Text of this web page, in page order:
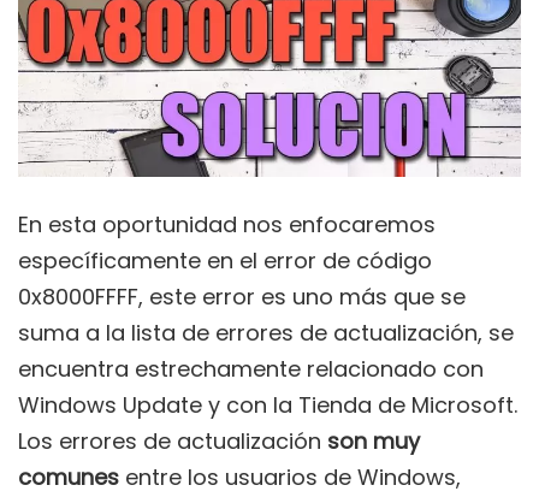
En esta oportunidad nos enfocaremos
específicamente en el error de código
0x8000FFFF, este error es uno más que se
suma a la lista de errores de actualización, se
encuentra estrechamente relacionado con
Windows Update y con la Tienda de Microsoft.
Los errores de actualización son muy
comunes entre los usuarios de Windows,